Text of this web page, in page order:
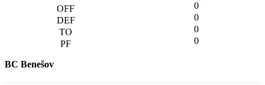
0
0
0
0
BC Benešov